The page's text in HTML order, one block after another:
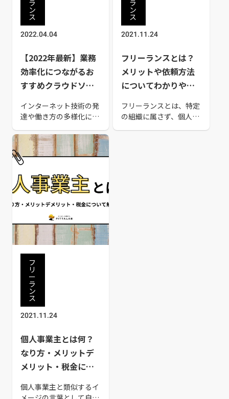
ラ
ン
ス
2022.04.04
【2022年最新】業務
効率化につながるお
すすめクラウドソー
インターネット技術の発
達や働き方の多様化によ
企業が仕事を探している
フリーランサーや個人に
仕事を依頼する「クラウ
法が一般的になりまし
た。クラウドソーシング
を行う場合、クラウドソ
ーシングサイトに登録し
て案件を募集し、仕事を
探している人から応募を
受け付けて仕事を依頼す
る相手を選びます。業務
を依頼する際は、依頼し
たい業務の内容によって
クラウドソーシングサイ
トを選択する必要がある
でしょう。そこで今回
は、業務効率化につなが
イト28選を紹介します。
ラ
ン
ス
2021.11.24
フリーランスとは？
メリットや依頼方法
についてわかりやす
フリーランスとは、特定
の組織に属さず、個人で
フ
リ
ー
ラ
ン
ス
2021.11.24
個人事業主とは何？
なり方・メリットデ
メリット・税金につ
個人事業主と類似するイ